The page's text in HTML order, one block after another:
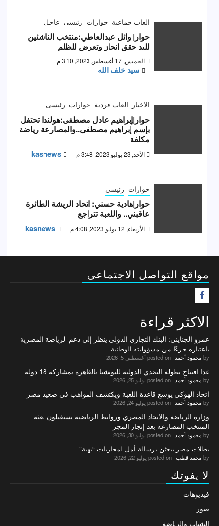
العاب جماعية حوارات رئيسى عاجل
حوار| وائل عبدالعاطي:منتخب الناشئين
لليد حقق انجاز وتعرض للظلم
الخميس, 17 أغسطس 2023, 3:10 م
سيد خلف الله
الاخبار العاب فردية حوارات رئيسى
حوار|إبراهيم عادل مصطفى:هولندا تحتفل
بإسم إبراهيم مصطفى..والمصارعة رياضة
مكلفة
الأحد, 23 يوليو 2023, 3:48 م kasnews
حوارات رئيسى
حوار|هادية حسني: اتحاد الريشة الطائرة
عاقبني.. واللعبة تتراجع
الأربعاء, 12 يوليو 2023, 4:08 م kasnews
مواقع التواصل الاجتماعى
الاكثر قراءة
عمرو الجنايني: البنك التجاري الدولي ينظر إلى دعم الرياضة المصرية
باعتباره جزءًا من مسؤوليته الوطنية
by محمود أحمد | posted on أغسطس 5, 2026
غدا افتتاح بطولة التحدي الدولية للبوتشيا بالقاهرة بمشاركة 18 دولة
by محمود أحمد | posted on يوليو 25, 2026
اتحاد الهوكي يوسع قاعدة اللعبة ويكتشف المواهب في صعيد مصر
by محمود أحمد | posted on يوليو 24, 2026
وزارة الرياضة والاتحاد المصري وروابط الرياضية يستقبلون بعثة
المنتخب المصارعة بعد إنجاز المجر
by محمود أحمد | posted on يوليو 30, 2026
بطلات مصر يبعثن برسالة أمل لمحاربات “بهية”
by محمد قطب | posted on يوليو 22, 2026
لا يفوتك
فيديوهات
صور
الشباب والرياضة